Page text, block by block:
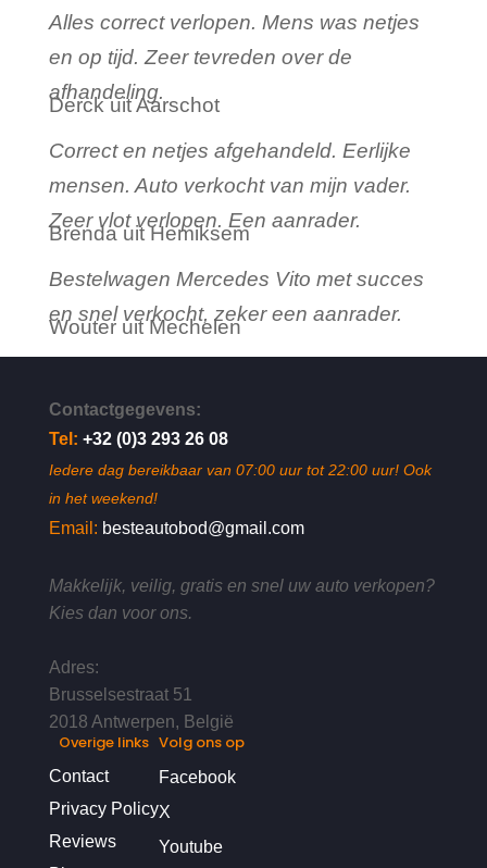
Alles correct verlopen. Mens was netjes
en op tijd. Zeer tevreden over de
afhandeling.
Derck uit Aarschot
Correct en netjes afgehandeld. Eerlijke
mensen. Auto verkocht van mijn vader.
Zeer vlot verlopen. Een aanrader.
Brenda uit Hemiksem
Bestelwagen Mercedes Vito met succes
en snel verkocht, zeker een aanrader.
Wouter uit Mechelen
Contactgegevens:
Tel: +32 (0)3 293 26 08
Iedere dag bereikbaar van 07:00 uur tot 22:00 uur! Ook
in het weekend!
Email: besteautobod@gmail.com
Makkelijk, veilig, gratis en snel uw auto verkopen?
Kies dan voor ons.
Adres:
Brusselsestraat 51
2018 Antwerpen, België
Overige links
Contact
Privacy Policy
Reviews
Volg ons op
Facebook
X
Youtube